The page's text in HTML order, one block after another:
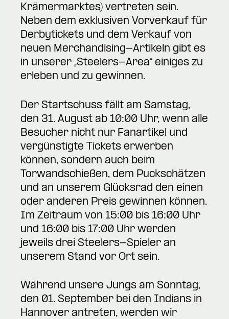
Krämermarktes) vertreten sein.
Neben dem exklusiven Vorverkauf für
Derbytickets und dem Verkauf von
neuen Merchandising-Artikeln gibt es
in unserer „Steelers-Area“ einiges zu
erleben und zu gewinnen.
Der Startschuss fällt am Samstag,
den 31. August ab 10:00 Uhr, wenn alle
Besucher nicht nur Fanartikel und
vergünstigte Tickets erwerben
können, sondern auch beim
Torwandschießen, dem Puckschätzen
und an unserem Glücksrad den einen
oder anderen Preis gewinnen können.
Im Zeitraum von 15:00 bis 16:00 Uhr
und 16:00 bis 17:00 Uhr werden
jeweils drei Steelers-Spieler an
unserem Stand vor Ort sein.
Während unsere Jungs am Sonntag,
den 01. September bei den Indians in
Hannover antreten, werden wir